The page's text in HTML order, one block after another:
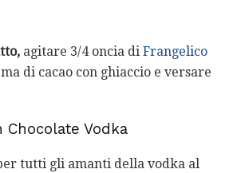
agitare 3/4 oncia di Frangelico
di cacao con ghiaccio e versare
Chocolate Vodka
tutti gli amanti della vodka al